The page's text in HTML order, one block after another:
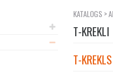
KATALOGS >
T-KREKLI
T-